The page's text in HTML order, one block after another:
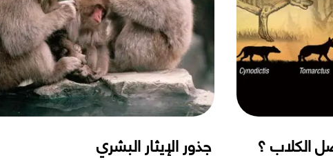
الكلاب ؟ جذور الإيثار البشري